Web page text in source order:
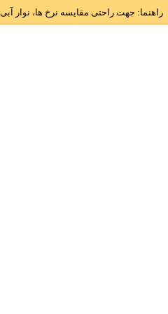
راهنما: جهت راحتی مقایسه نرخ ها، نوار